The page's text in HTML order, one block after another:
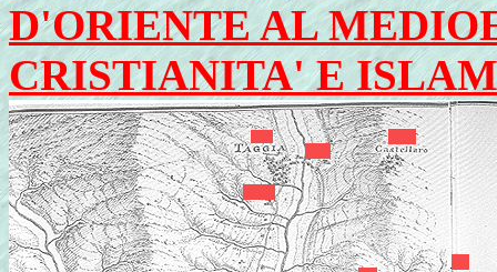
D'ORIENTE AL
CRISTIANITA' E ISLAM